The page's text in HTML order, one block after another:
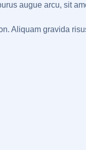
augue arcu, sit
Aliquam gravida